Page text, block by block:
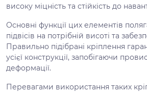
високу міцність та стійкість до
Основні функції цих елементів
підвісів на потрібній висоті та
Правильно підібрані кріплення
усієї конструкції, запобігаючи
деформації.
Перевагами використання таких